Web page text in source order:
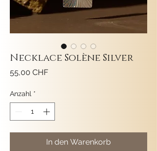
Necklace Solène Silver
55,00 CHFPreis
Anzahl *
In den Warenkorb